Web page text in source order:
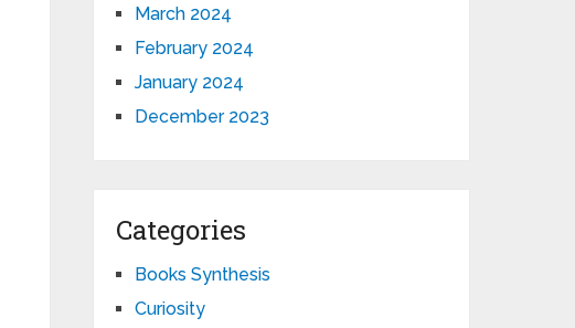
March 2024
February 2024
January 2024
December 2023
Categories
Books Synthesis
Curiosity